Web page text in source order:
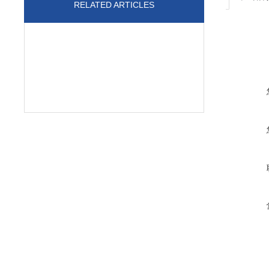
RELATED ARTICLES